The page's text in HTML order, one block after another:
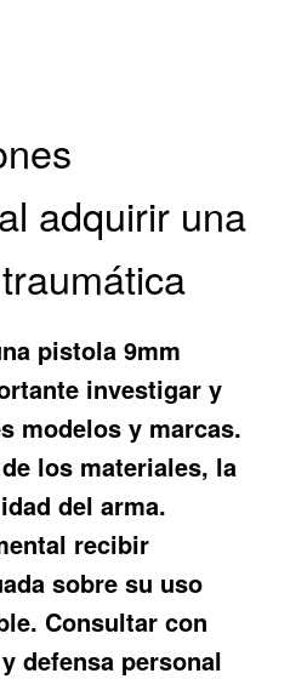
adquirir una
pistola 9mm
investigar y
modelos y marcas.
los materiales, la
del arma.
recibir
sobre su uso
Consultar con
defensa personal